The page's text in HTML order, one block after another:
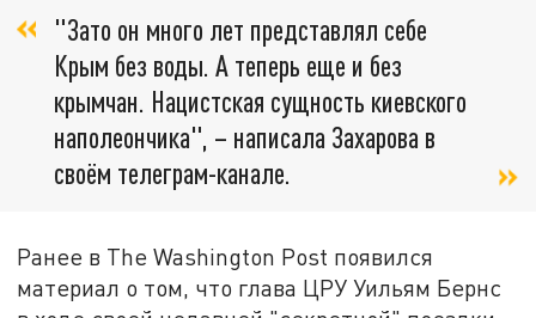
"Зато он много лет представлял себе
Крым без воды. А теперь еще и без
крымчан. Нацистская сущность киевского
наполеончика", – написала Захарова в
своём телеграм-канале.
Ранее в The Washington Post появился
материал о том, что глава ЦРУ Уильям Бернс